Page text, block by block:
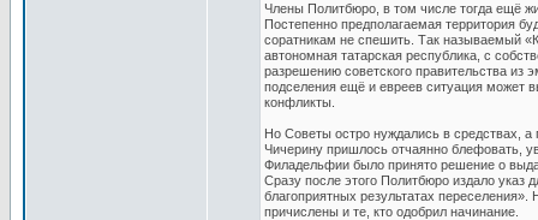
Члены Политбюро, в том числе тогда ещё
Постепенно предполагаемая территория
соратникам не спешить. Так называемый
автономная татарская республика, с
разрешению советского правительства из
подселения ещё и евреев ситуация может
конфликты.
Но Советы остро нуждались в средствах,
Чичерину пришлось отчаянно блефовать,
Филадельфии было принято решение о
Сразу после этого Политбюро издало указ
благоприятных результатах
причислены и те, кто одобрил начинание.